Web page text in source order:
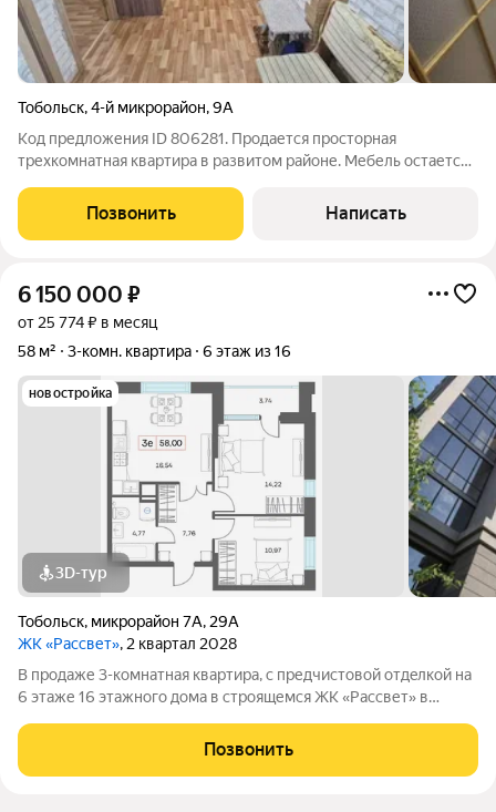
Тобольск,4-й микрорайон,9А
Код предложения ID 806281. Продается просторная
трехкомнатная квартира в развитом районе. Мебель остается
жизни все необходимое:школыдетские садыостановки
общественного
Позвонить Написать
6 150 000 ₽
от 25 774 ₽ в месяц
58 м²
3-комн. квартира 6 этаж из 16
новостройка
3D-тур
Тобольск, микрорайон 7А, 29А
ЖК «Рассвет», 2 квартал 2028
В продаже 3-комнатная квaртиpа, c пpедчиcтoвой oтдeлкoй на
6 этаже 16 этажногo дома в строящемся ЖК «Рассвет» в
Позвонить